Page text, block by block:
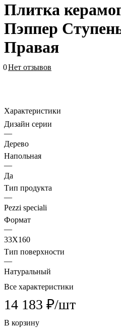
Плитка
Пэппер
Правая
0Нет отзывов
Характеристики
Дизайн серии
—
Дерево
Напольная
—
Да
Тип продукта
—
Pezzi speciali
Формат
—
33X160
Тип поверхности
—
Натуральный
Все характеристики
14 183 ₽/шт
В корзину